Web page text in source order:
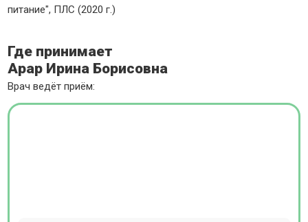
питание", ПЛС (2020 г.)
Где принимает
Арар Ирина Борисовна
Врач ведёт приём: